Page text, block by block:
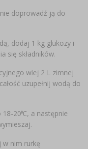
doprowadź ją do
dodaj 1 kg glukozy i
się składników.
wlej 2 L zimnej
uzupełnij wodą do
18-20oC, a następnie
w nim rurkę